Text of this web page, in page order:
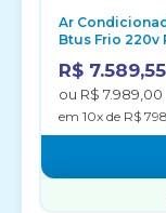
Ar
Btus Frio 220v
R$ 7.589,55
ou R$ 7.989,00
em 10x de R$